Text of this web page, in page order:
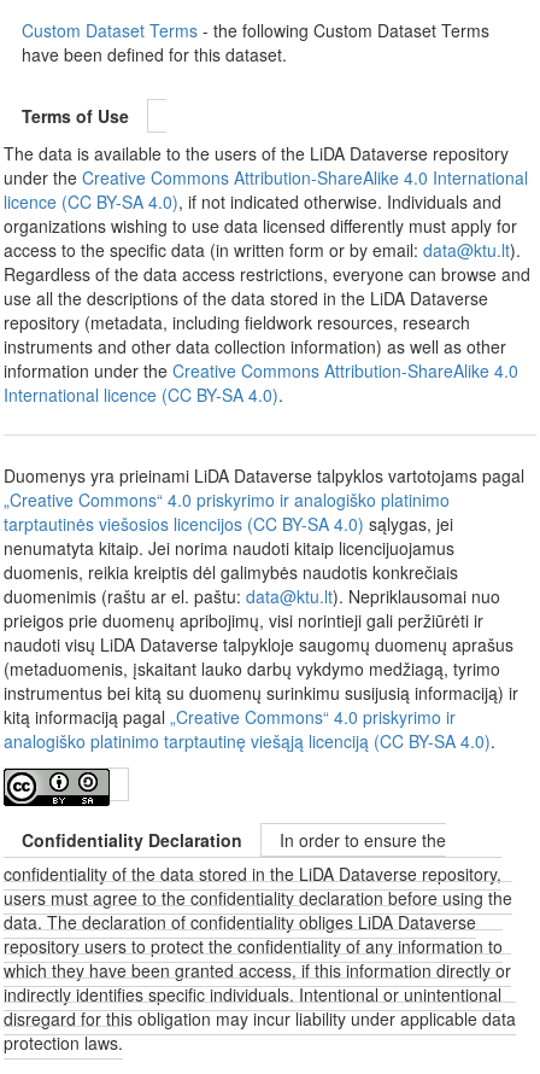
Custom Dataset Terms - the following Custom Dataset Terms
have been defined for this dataset.
Terms of Use
The data is available to the users of the LiDA Dataverse repository
under the Creative Commons Attribution-ShareAlike 4.0 International
licence (CC BY-SA 4.0), if not indicated otherwise. Individuals and
organizations wishing to use data licensed differently must apply for
access to the specific data (in written form or by email: data@ktu.lt).
Regardless of the data access restrictions, everyone can browse and
use all the descriptions of the data stored in the LiDA Dataverse
repository (metadata, including fieldwork resources, research
instruments and other data collection information) as well as other
information under the Creative Commons Attribution-ShareAlike 4.0
International licence (CC BY-SA 4.0).
Duomenys yra prieinami LiDA Dataverse talpyklos vartotojams pagal
„Creative Commons“ 4.0 priskyrimo ir analogiško platinimo
tarptautinės viešosios licencijos (CC BY-SA 4.0) sąlygas, jei
nenumatyta kitaip. Jei norima naudoti kitaip licencijuojamus
duomenis, reikia kreiptis dėl galimybės naudotis konkrečiais
duomenimis (raštu ar el. paštu: data@ktu.lt). Nepriklausomai nuo
prieigos prie duomenų apribojimų, visi norintieji gali peržiūrėti ir
naudoti visų LiDA Dataverse talpykloje saugomų duomenų aprašus
(metaduomenis, įskaitant lauko darbų vykdymo medžiagą, tyrimo
instrumentus bei kitą su duomenų surinkimu susijusią informaciją) ir
kitą informaciją pagal „Creative Commons“ 4.0 priskyrimo ir
analogiško platinimo tarptautinę viešąją licenciją (CC BY-SA 4.0).
Confidentiality Declaration
In order to ensure the
confidentiality of the data stored in the LiDA Dataverse repository,
users must agree to the confidentiality declaration before using the
data. The declaration of confidentiality obliges LiDA Dataverse
repository users to protect the confidentiality of any information to
which they have been granted access, if this information directly or
indirectly identifies specific individuals. Intentional or unintentional
disregard for this obligation may incur liability under applicable data
protection laws.